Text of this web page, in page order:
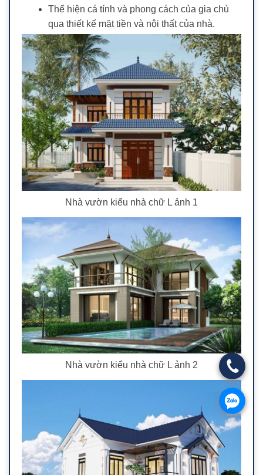
Thể hiện cá tính và phong cách của gia chủ
qua thiết kế mặt tiền và nội thất của nhà.
Nhà vườn kiểu nhà chữ L ảnh 1
Nhà vườn kiểu nhà chữ L ảnh 2